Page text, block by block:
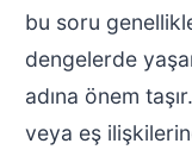
bu soru
dengelerde
adına önem
veya eş